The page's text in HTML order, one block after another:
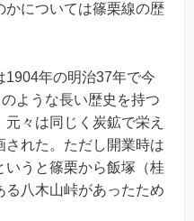
かについては篠栗線の歴
1904年の明治37年で今
ような長い歴史を持つ
々は同じく炭鉱で栄え
された。ただし開業時は
うと篠栗から飯塚（桂
る八木山峠があったため